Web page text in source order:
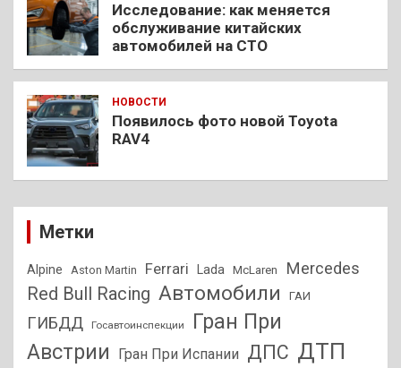
Исследование: как меняется
обслуживание китайских
автомобилей на СТО
НОВОСТИ
Появилось фото новой Toyota
RAV4
Метки
Alpine Aston Martin Ferrari Lada McLaren Mercedes
Red Bull Racing Автомобили ГАИ
ГИБДД Госавтоинспекции
Гран При
Австрии
Гран При Испании ДПС ДТП